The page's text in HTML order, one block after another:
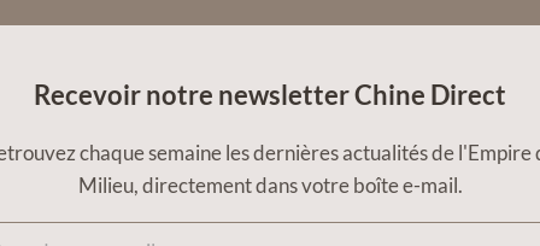
Recevoir notre newsletter Chine Direct
chaque semaine les dernières actualités de l'Empire
Milieu, directement dans votre boîte e-mail.